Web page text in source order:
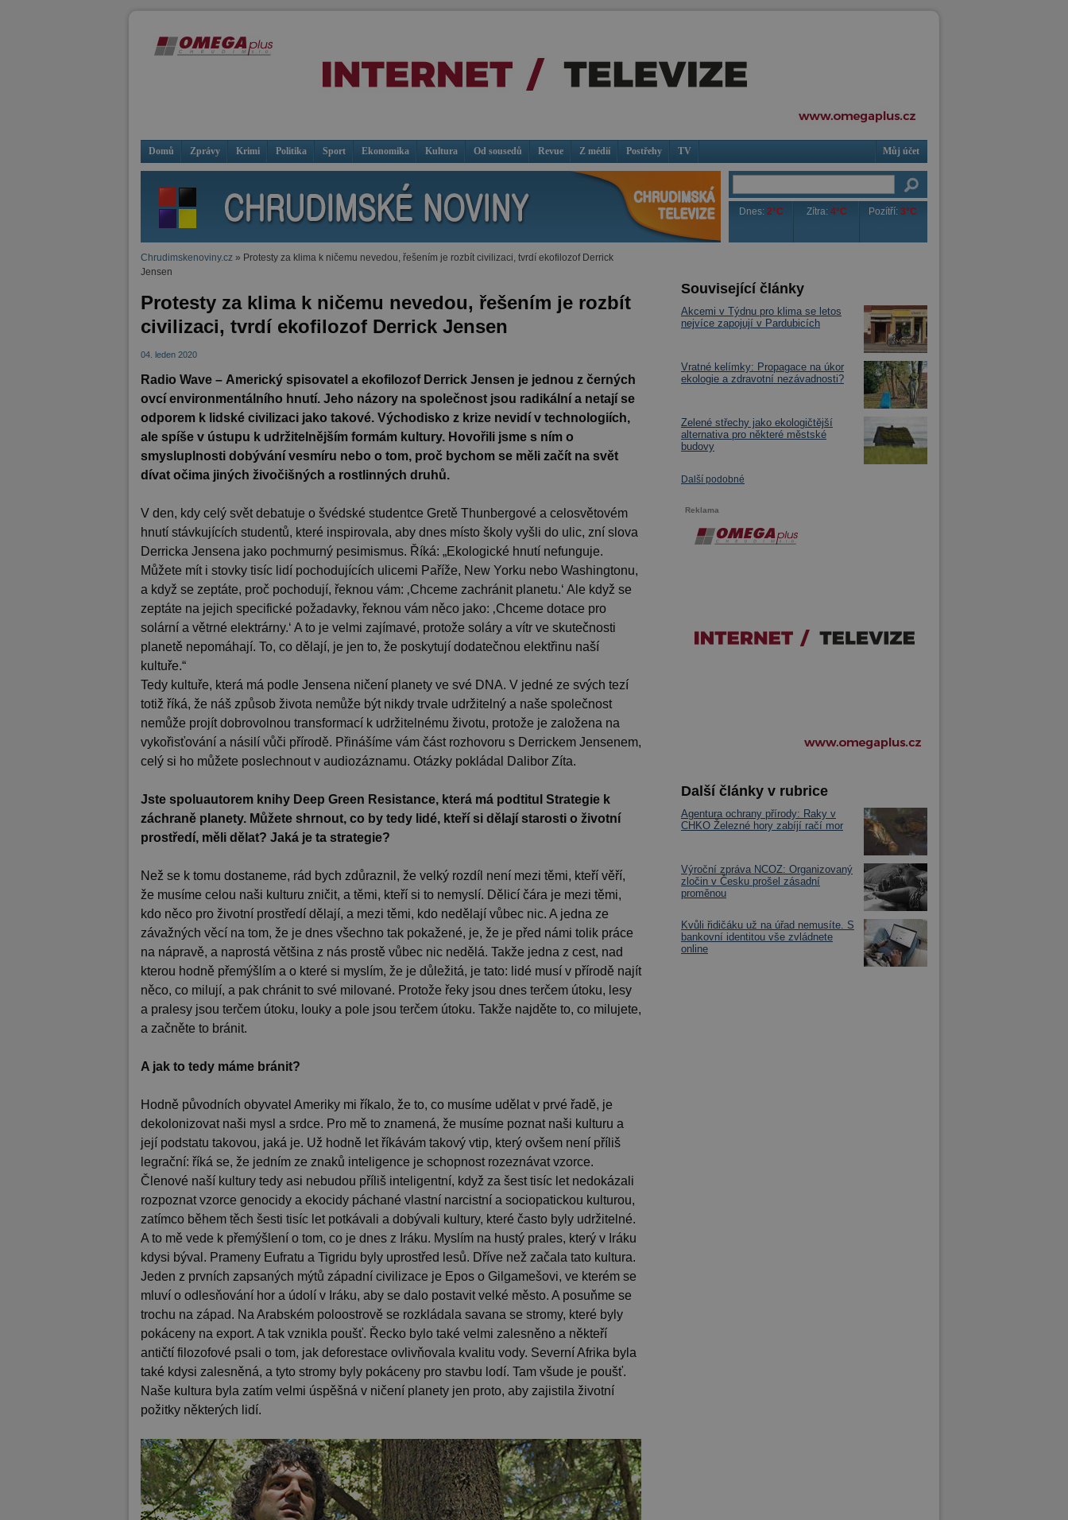
Domů Zprávy Krimi Politika Sport Ekonomika Kultura Od sousedů Revue Z médií Postřehy TV Můj účet
Dnes:2°C Zítra:4°C Pozítří: 3°C
Chrudimskenoviny.cz » Protesty za klima k ničemu nevedou, řešením je rozbít civilizaci, tvrdí ekofilozof Derrick
Jensen
Protesty za klima k ničemu nevedou, řešením je rozbít
civilizaci, tvrdí ekofilozof Derrick Jensen
04. leden 2020
Radio Wave – Americký spisovatel a ekofilozof Derrick Jensen je jednou z černých
ovcí environmentálního hnutí. Jeho názory na společnost jsou radikální a netají se
odporem k lidské civilizaci jako takové. Východisko z krize nevidí v technologiích,
ale spíše v ústupu k udržitelnějším formám kultury. Hovořili jsme s ním o
smysluplnosti dobývání vesmíru nebo o tom, proč bychom se měli začít na svět
dívat očima jiných živočišných a rostlinných druhů.
V den, kdy celý svět debatuje o švédské studentce Gretě Thunbergové a celosvětovém
hnutí stávkujících studentů, které inspirovala, aby dnes místo školy vyšli do ulic, zní slova
Derricka Jensena jako pochmurný pesimismus. Říká: „Ekologické hnutí nefunguje.
Můžete mít i stovky tisíc lidí pochodujících ulicemi Paříže, New Yorku nebo Washingtonu,
a když se zeptáte, proč pochodují, řeknou vám: ‚Chceme zachránit planetu.‘ Ale když se
zeptáte na jejich specifické požadavky, řeknou vám něco jako: ‚Chceme dotace pro
solární a větrné elektrárny.‘ A to je velmi zajímavé, protože soláry a vítr ve skutečnosti
planetě nepomáhají. To, co dělají, je jen to, že poskytují dodatečnou elektřinu naší
kultuře.“
Tedy kultuře, která má podle Jensena ničení planety ve své DNA. V jedné ze svých tezí
totiž říká, že náš způsob života nemůže být nikdy trvale udržitelný a naše společnost
nemůže projít dobrovolnou transformací k udržitelnému životu, protože je založena na
vykořisťování a násilí vůči přírodě. Přinášíme vám část rozhovoru s Derrickem Jensenem,
celý si ho můžete poslechnout v audiozáznamu. Otázky pokládal Dalibor Zíta.
Jste spoluautorem knihy Deep Green Resistance, která má podtitul Strategie k
záchraně planety. Můžete shrnout, co by tedy lidé, kteří si dělají starosti o životní
prostředí, měli dělat? Jaká je ta strategie?
Než se k tomu dostaneme, rád bych zdůraznil, že velký rozdíl není mezi těmi, kteří věří,
že musíme celou naši kulturu zničit, a těmi, kteří si to nemyslí. Dělicí čára je mezi těmi,
kdo něco pro životní prostředí dělají, a mezi těmi, kdo nedělají vůbec nic. A jedna ze
závažných věcí na tom, že je dnes všechno tak pokažené, je, že je před námi tolik práce
na nápravě, a naprostá většina z nás prostě vůbec nic nedělá. Takže jedna z cest, nad
kterou hodně přemýšlím a o které si myslím, že je důležitá, je tato: lidé musí v přírodě najít
něco, co milují, a pak chránit to své milované. Protože řeky jsou dnes terčem útoku, lesy
a pralesy jsou terčem útoku, louky a pole jsou terčem útoku. Takže najděte to, co milujete,
a začněte to bránit.
A jak to tedy máme bránit?
Hodně původních obyvatel Ameriky mi říkalo, že to, co musíme udělat v prvé řadě, je
dekolonizovat naši mysl a srdce. Pro mě to znamená, že musíme poznat naši kulturu a
její podstatu takovou, jaká je. Už hodně let říkávám takový vtip, který ovšem není příliš
legrační: říká se, že jedním ze znaků inteligence je schopnost rozeznávat vzorce.
Členové naší kultury tedy asi nebudou příliš inteligentní, když za šest tisíc let nedokázali
rozpoznat vzorce genocidy a ekocidy páchané vlastní narcistní a sociopatickou kulturou,
zatímco během těch šesti tisíc let potkávali a dobývali kultury, které často byly udržitelné.
A to mě vede k přemýšlení o tom, co je dnes z Iráku. Myslím na hustý prales, který v Iráku
kdysi býval. Prameny Eufratu a Tigridu byly uprostřed lesů. Dříve než začala tato kultura.
Jeden z prvních zapsaných mýtů západní civilizace je Epos o Gilgamešovi, ve kterém se
mluví o odlesňování hor a údolí v Iráku, aby se dalo postavit velké město. A posuňme se
trochu na západ. Na Arabském poloostrově se rozkládala savana se stromy, které byly
pokáceny na export. A tak vznikla poušť. Řecko bylo také velmi zalesněno a někteří
antičtí filozofové psali o tom, jak deforestace ovlivňovala kvalitu vody. Severní Afrika byla
také kdysi zalesněná, a tyto stromy byly pokáceny pro stavbu lodí. Tam všude je poušť.
Naše kultura byla zatím velmi úspěšná v ničení planety jen proto, aby zajistila životní
požitky některých lidí.
Související články
Akcemi v Týdnu pro klima se letos
nejvíce zapojují v Pardubicích
Vratné kelímky: Propagace na úkor
ekologie a zdravotní nezávadnosti?
Zelené střechy jako ekologičtější
alternativa pro některé městské
budovy
Další podobné
Reklama
Další články v rubrice
Agentura ochrany přírody: Raky v
CHKO Železné hory zabíjí račí mor
Výroční zpráva NCOZ: Organizovaný
zločin v Česku prošel zásadní
proměnou
Kvůli řidičáku už na úřad nemusíte. S
bankovní identitou vše zvládnete
online